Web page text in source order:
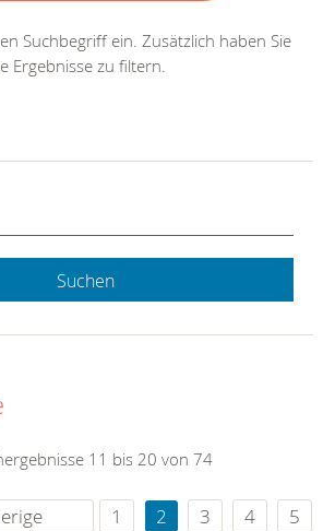
Suchbegriff ein. Zusätzlich haben Sie
Ergebnisse zu filtern.
Suchen
11 bis 20 von 74
1 2 3 4
5